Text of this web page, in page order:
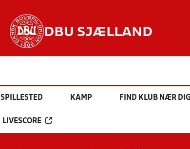
DBU SJÆLLAND
SPILLESTED KAMP FIND KLUB NÆR DIG
LIVESCORE